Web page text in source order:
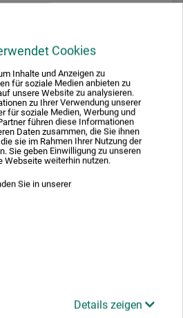
Cookies
Inhalte und Anzeigen zu
für soziale Medien anbieten zu
unsere Website zu analysieren.
zu Ihrer Verwendung unserer
für soziale Medien, Werbung und
führen diese Informationen
Daten zusammen, die Sie ihnen
sie im Rahmen Ihrer Nutzung der
Sie geben Einwilligung zu unseren
Webseite weiterhin nutzen.
Sie in unserer
Details zeigen
Schneidegerät